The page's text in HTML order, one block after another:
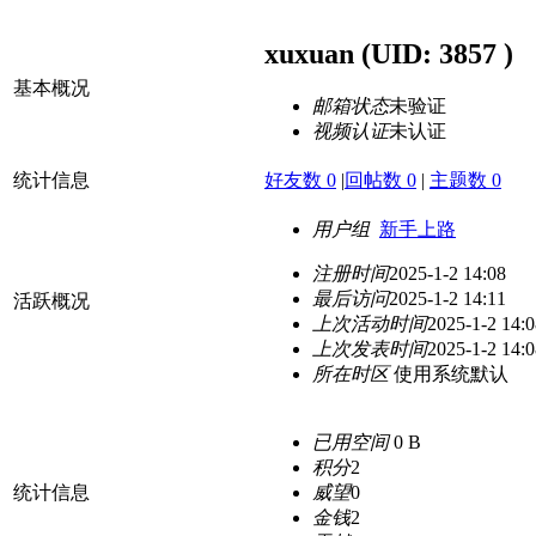
基本概况
xuxuan (UID: 3857 )
邮箱状态未验证
视频认证未认证
统计信息 好友数 0 |回帖数 0 | 主题数 0
活跃概况
用户组 新手上路
注册时间2025-1-2 14:08
最后访问2025-1-2 14:11
上次活动时间2025-1-2
上次发表时间2025-1-2
所在时区使用系统默认
统计信息
已用空间0 B
积分2
威望0
金钱2